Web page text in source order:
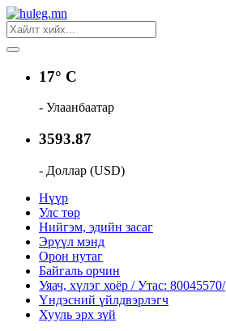
17° C
- Улаанбаатар
3593.87
- Доллар (USD)
Нүүр
Улс төр
Нийгэм, эдийн засаг
Эрүүл мэнд
Орон нутаг
Байгаль орчин
Уяач, хүлэг хоёр / Утас: 80045570/
Үндэсний үйлдвэрлэгч
Хууль эрх зүй